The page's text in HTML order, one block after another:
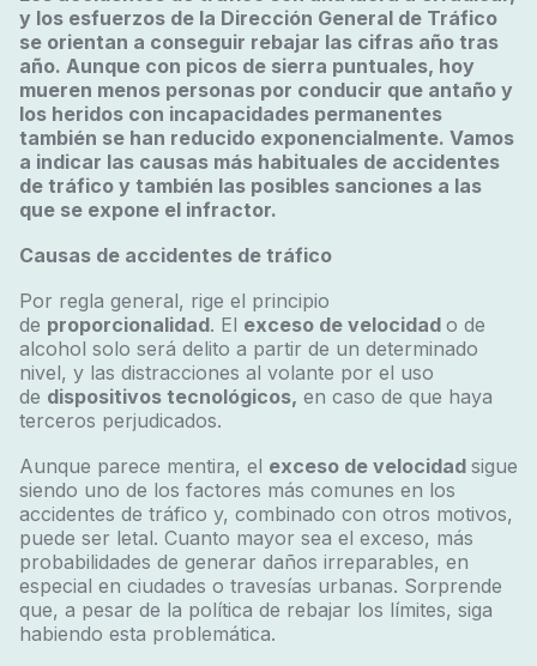
y los esfuerzos de la Dirección General de Tráfico
se orientan a conseguir rebajar las cifras año tras
año. Aunque con picos de sierra puntuales, hoy
mueren menos personas por conducir que antaño y
los heridos con incapacidades permanentes
también se han reducido exponencialmente. Vamos
a indicar las causas más habituales de accidentes
de tráfico y también las posibles sanciones a las
que se expone el infractor.
Causas de accidentes de tráfico
Por regla general, rige el principio
de proporcionalidad. El exceso de velocidad o de
alcohol solo será delito a partir de un determinado
nivel, y las distracciones al volante por el uso
de dispositivos tecnológicos, en caso de que haya
terceros perjudicados.
Aunque parece mentira, el exceso de velocidad sigue
siendo uno de los factores más comunes en los
accidentes de tráfico y, combinado con otros motivos,
puede ser letal. Cuanto mayor sea el exceso, más
probabilidades de generar daños irreparables, en
especial en ciudades o travesías urbanas. Sorprende
que, a pesar de la política de rebajar los límites, siga
habiendo esta problemática.